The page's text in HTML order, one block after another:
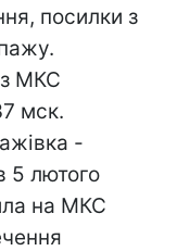
посилки з
МКС
мск.
-
5 лютого
на МКС